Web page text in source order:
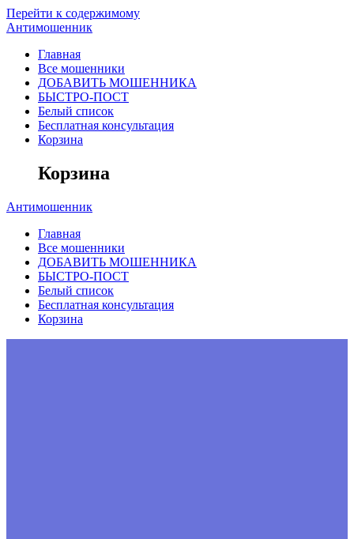
Перейти к содержимому
Антимошенник
Главная
Все мошенники
ДОБАВИТЬ МОШЕННИКА
БЫСТРО-ПОСТ
Белый список
Бесплатная консультация
Корзина
Корзина
Антимошенник
Главная
Все мошенники
ДОБАВИТЬ МОШЕННИКА
БЫСТРО-ПОСТ
Белый список
Бесплатная консультация
Корзина